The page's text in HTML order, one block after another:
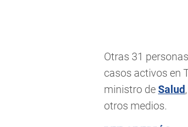
Otras 31
casos activos en
ministro deSalud
otros medios.